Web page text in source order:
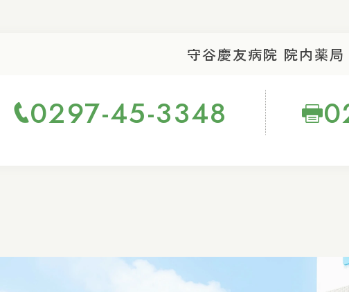
守谷慶友病院 院内薬局
0297-45-3348